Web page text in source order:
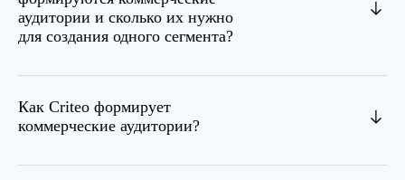
аудитории и сколько их нужно
для создания одного сегмента?
Как Criteo формирует
коммерческие аудитории?